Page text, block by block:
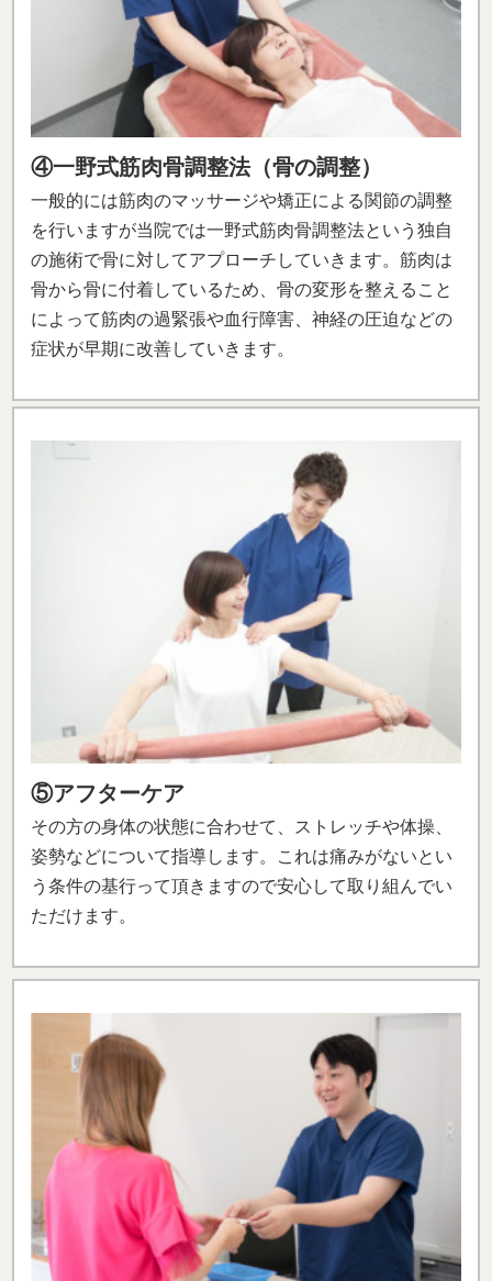
④一野式筋肉骨調整法（骨の調整）
一般的には筋肉のマッサージや矯正による関節の調整
を行いますが当院では一野式筋肉骨調整法という独自
の施術で骨に対してアプローチしていきます。筋肉は
骨から骨に付着しているため、骨の変形を整えること
によって筋肉の過緊張や血行障害、神経の圧迫などの
症状が早期に改善していきます。
⑤アフターケア
その方の身体の状態に合わせて、ストレッチや体操、
姿勢などについて指導します。これは痛みがないとい
う条件の基行って頂きますので安心して取り組んでい
ただけます。